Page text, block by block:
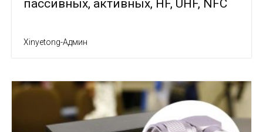
пассивных, активных, HF, UHF, NFC
Xinyetong-Админ